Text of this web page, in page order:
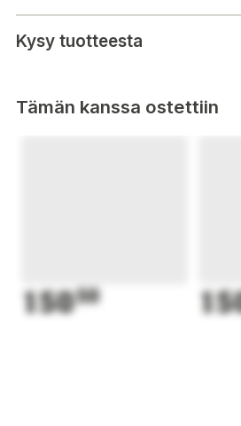
Kysy tuotteesta
Tämän kanssa ostettiin
15050